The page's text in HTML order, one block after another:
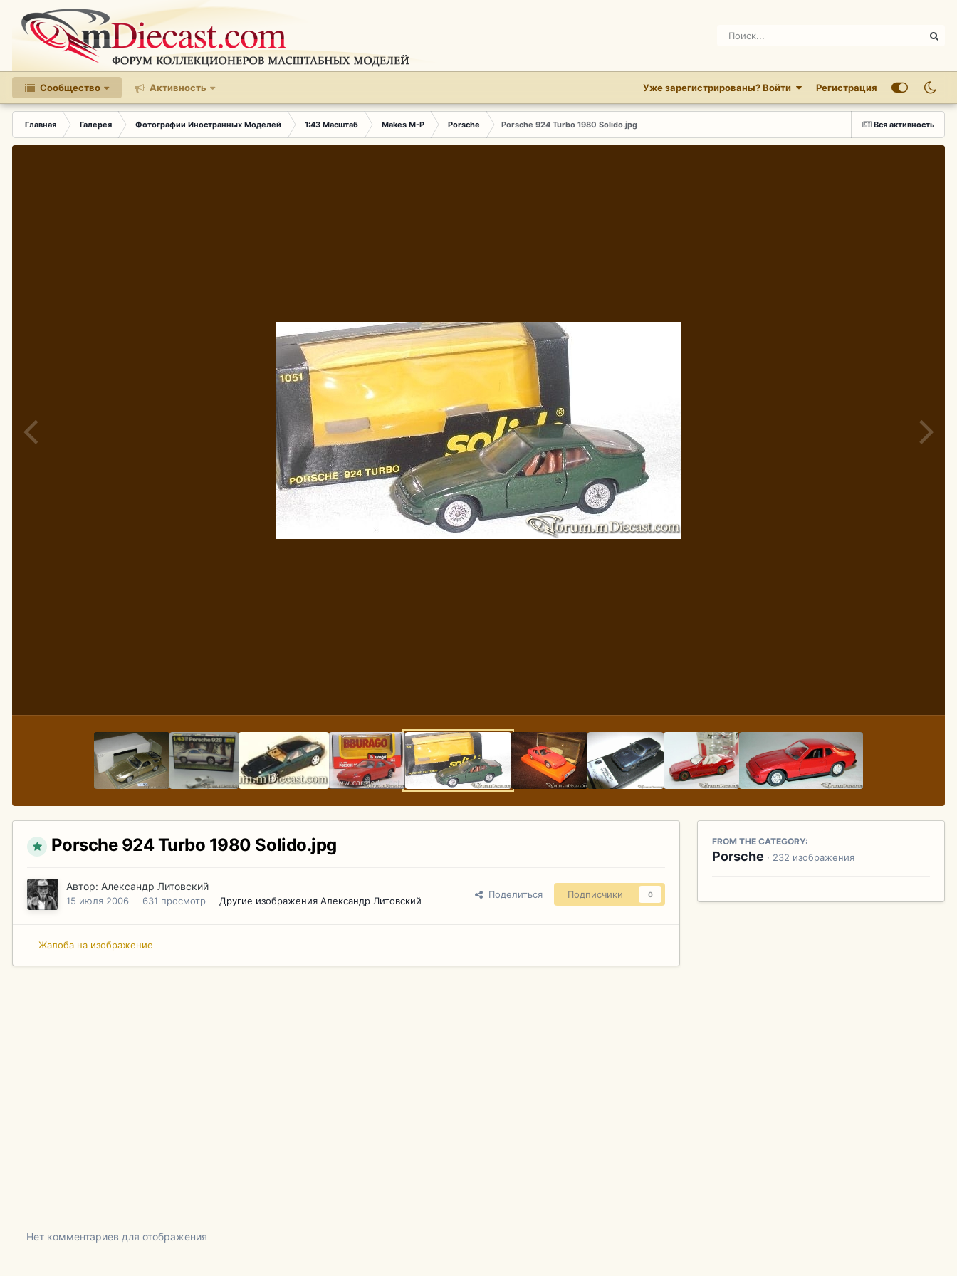
Сообщество Активность Уже зарегистрированы? Войти Регистрация
Вся активность
Главная Галерея Фотографии Иностранных Моделей 1:43 Масштаб Makes M-P Porsche Porsche 924 Turbo 1980 Solido.jpg
Porsche 924 Turbo 1980 Solido.jpg
Автор: Александр Литовский
15 июля 2006 631 просмотр Другие изображения Александр Литовский
Поделиться Подписчики 0
Жалоба на изображение
FROM THE CATEGORY:
Porsche · 232 изображения
Нет комментариев для отображения